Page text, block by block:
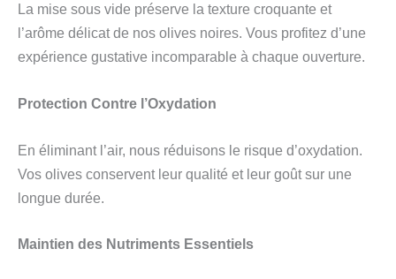
La mise sous vide préserve la texture croquante et
l’arôme délicat de nos olives noires. Vous profitez d’une
expérience gustative incomparable à chaque ouverture.
Protection Contre l’Oxydation
En éliminant l’air, nous réduisons le risque d’oxydation.
Vos olives conservent leur qualité et leur goût sur une
longue durée.
Maintien des Nutriments Essentiels